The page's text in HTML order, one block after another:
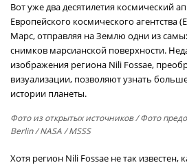
Вот уже два десятилетия космический
Европейского космического агентства
Марс, отправляя на Землю одни из
снимков марсианской поверхности.
изображения региона Nili Fossae,
визуализации, позволяют узнать
истории планеты.
Фото из открытых источников/ Фото
Berlin / NASA / MSSS
Хотя регион Nili Fossae не так известен,